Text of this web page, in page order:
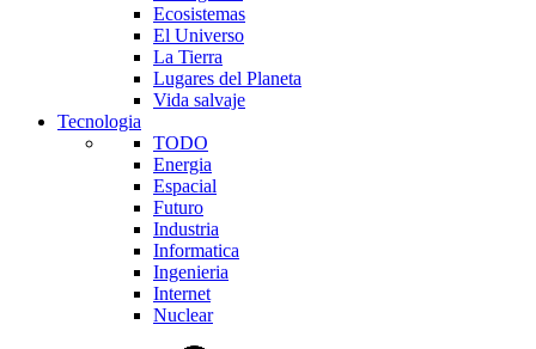
Ecosistemas
El Universo
La Tierra
Lugares del Planeta
Vida salvaje
Tecnologia
TODO
Energia
Espacial
Futuro
Industria
Informatica
Ingenieria
Internet
Nuclear